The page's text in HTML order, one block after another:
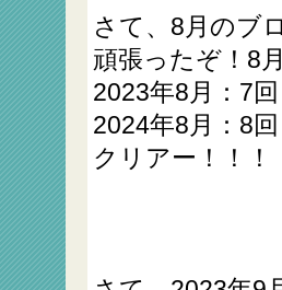
さて、8月のブ
頑張ったぞ！8
2023年8月：7回
2024年8月：8回
クリアー！！！